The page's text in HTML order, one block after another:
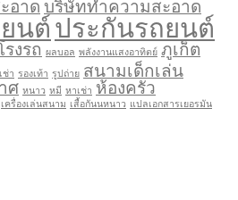
อาดบริษัททำความสะอาด
นต์ประกันรถยนต์
งรถ ผลบอล พลังงานแสงอาทิตย์ ภูเก็ต
ช่า รองเท้า รูปถ่าย สนามเด็กเล่น
ศ หนาว หมี หาเช่า ห้องครัว
เครื่องเล่นสนาม เสื้อกันนหนาว แปลเอกสารเยอรมัน